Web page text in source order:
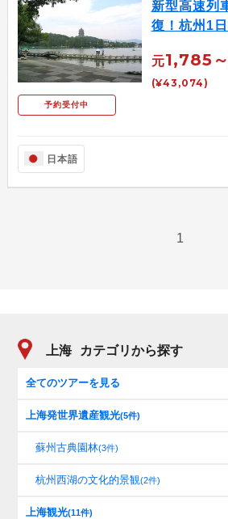
予約受付中
新型高速列
復！杭州1
元1,785～
(¥43,074)
日本語
1
上海 カテゴリから探す
全てのツアーを見る
上海発世界遺産観光(5件)
蘇州古典園林(3件)
杭州西湖の文化的景観(2件)
上海観光(11件)